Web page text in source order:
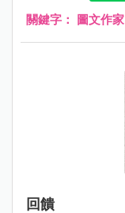
關鍵字： 圖文作家
回饋